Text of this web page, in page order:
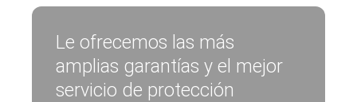
Le ofrecemos las más
amplias garantías y el mejor
servicio de protección